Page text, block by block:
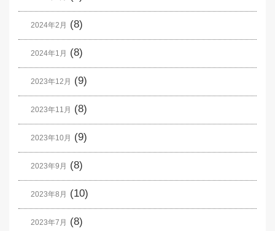
2024年2月 (8)
2024年1月 (8)
2023年12月 (9)
2023年11月 (8)
2023年10月 (9)
2023年9月 (8)
2023年8月 (10)
2023年7月 (8)